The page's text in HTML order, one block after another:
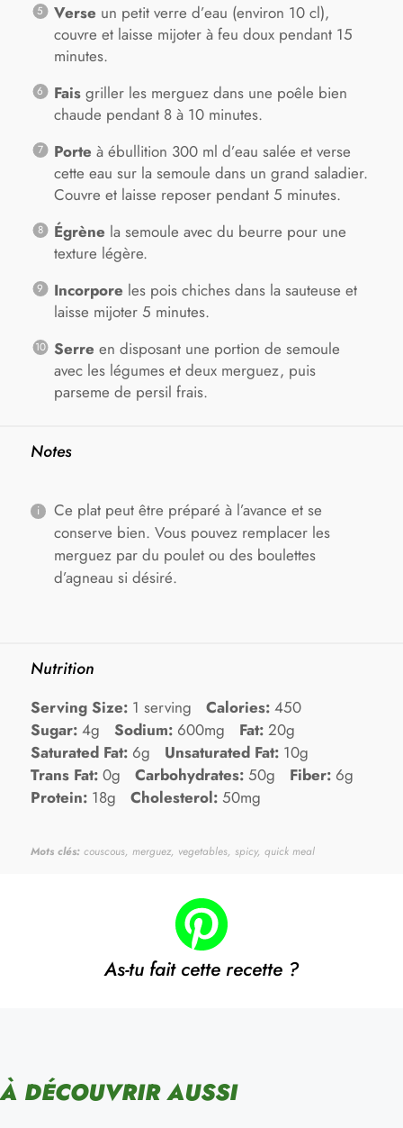
Verse un petit verre d’eau (environ 10 cl),
couvre et laisse mijoter à feu doux pendant 15
minutes.
Faisgriller les merguez dans une poêle bien
chaude pendant 8 à 10 minutes.
Porte à ébullition 300 ml d’eau salée et verse
cette eau sur la semoule dans un grand saladier.
Couvre et laisse reposer pendant 5 minutes.
Égrène la semoule avec du beurre pour une
texture légère.
Incorpore les pois chiches dans la sauteuse et
laisse mijoter 5 minutes.
Serre en disposant une portion de semoule
avec les légumes et deux merguez, puis
parseme de persil frais.
Notes
Ce plat peut être préparé à l’avance et se
conserve bien. Vous pouvez remplacer les
merguez par du poulet ou des boulettes
d’agneau si désiré.
Nutrition
Serving Size: 1 serving Calories: 450
Sugar: 4g Sodium: 600mg Fat: 20g
Saturated Fat: 6g Unsaturated Fat: 10g
Trans Fat: 0g Carbohydrates: 50g Fiber: 6g
Protein: 18g Cholesterol: 50mg
Mots clés: couscous, merguez, vegetables, spicy, quick meal
As-tu fait cette recette ?
À DÉCOUVRIR AUSSI